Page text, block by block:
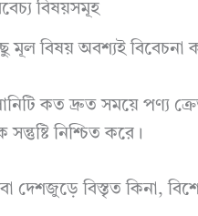
বিষয়সমূহ
মূল বিষয় অবশ্যই
কত দ্রুত সময়ে পণ্য
নিশ্চিত করে।
দেশজুড়ে বিস্তৃত কিনা,